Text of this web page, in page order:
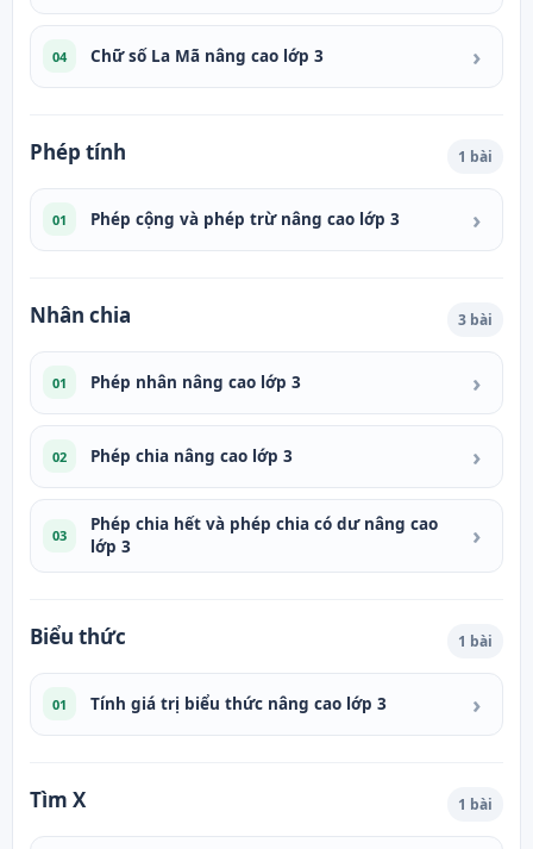
04 Chữ số La Mã nâng cao lớp 3 ›
Phép tính 1 bài
01 Phép cộng và phép trừ nâng cao lớp 3 ›
Nhân chia 3 bài
01 Phép nhân nâng cao lớp 3 ›
02 Phép chia nâng cao lớp 3 ›
03
Phép chia hết và phép chia có dư nâng cao
lớp 3
›
Biểu thức 1 bài
01 Tính giá trị biểu thức nâng cao lớp 3 ›
Tìm X 1 bài